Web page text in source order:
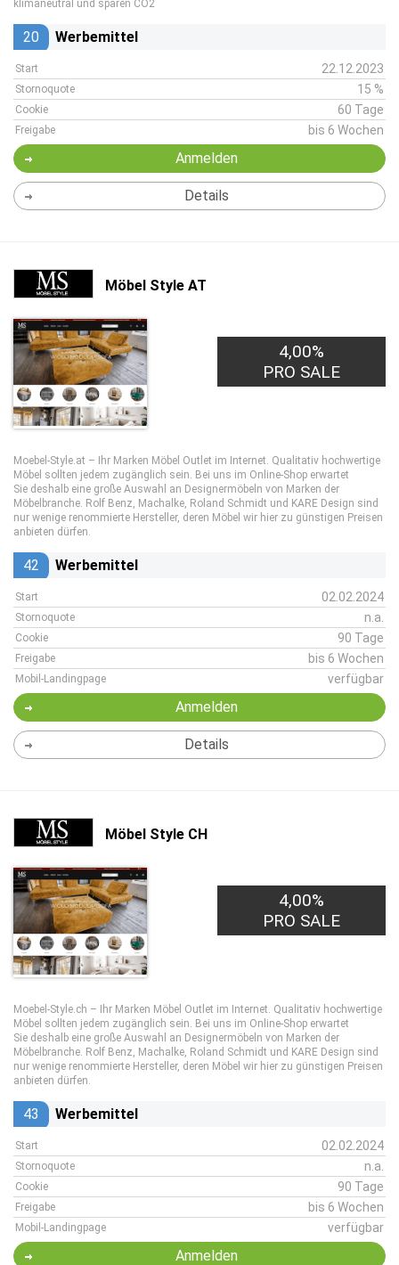
klimaneutral und sparen CO2
20 Werbemittel
Start 22.12.2023
Stornoquote 15 %
Cookie 60 Tage
Freigabe bis 6 Wochen
Anmelden
Details
Möbel Style AT
4,00%
PRO SALE
Moebel-Style.at – Ihr Marken Möbel Outlet im Internet. Qualitativ hochwertige
Möbel sollten jedem zugänglich sein. Bei uns im Online-Shop erwartet
Sie deshalb eine große Auswahl an Designermöbeln von Marken der
Möbelbranche. Rolf Benz, Machalke, Roland Schmidt und KARE Design sind
nur wenige renommierte Hersteller, deren Möbel wir hier zu günstigen Preisen
anbieten dürfen.
42 Werbemittel
Start 02.02.2024
Stornoquote n.a.
Cookie 90 Tage
Freigabe bis 6 Wochen
Mobil-Landingpage verfügbar
Anmelden
Details
Möbel Style CH
4,00%
PRO SALE
Moebel-Style.ch – Ihr Marken Möbel Outlet im Internet. Qualitativ hochwertige
Möbel sollten jedem zugänglich sein. Bei uns im Online-Shop erwartet
Sie deshalb eine große Auswahl an Designermöbeln von Marken der
Möbelbranche. Rolf Benz, Machalke, Roland Schmidt und KARE Design sind
nur wenige renommierte Hersteller, deren Möbel wir hier zu günstigen Preisen
anbieten dürfen.
43 Werbemittel
Start 02.02.2024
Stornoquote n.a.
Cookie 90 Tage
Freigabe bis 6 Wochen
Mobil-Landingpage verfügbar
Anmelden